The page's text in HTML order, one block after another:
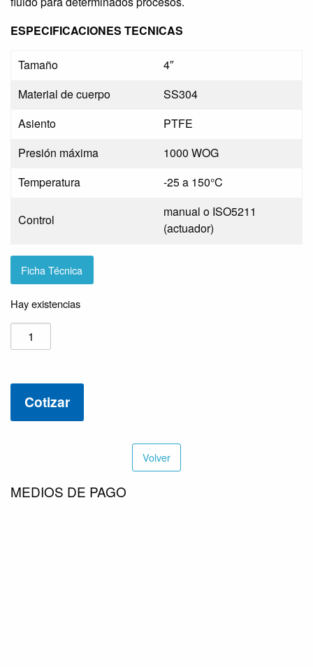
ESPECIFICACIONES TECNICAS
Tamaño
4″
Material de cuerpo
SS304
Asiento
PTFE
Presión máxima
1000 WOG
Temperatura
-25 a 150°C
Control
manual o ISO5211
(actuador)
Ficha Técnica
Hay existencias
VALVULA
BOLA
TORNILLOS
202512-
Cotizar
Volver
MEDIOS DE PAGO